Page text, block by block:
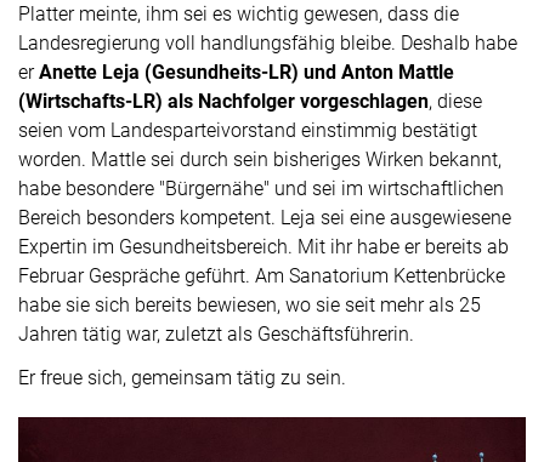
Platter meinte, ihm sei es wichtig gewesen, dass die
Landesregierung voll handlungsfähig bleibe. Deshalb habe
erAnette Leja (Gesundheits-LR) und Anton Mattle
(Wirtschafts-LR) als Nachfolger vorgeschlagen, diese
seien vom Landesparteivorstand einstimmig bestätigt
worden. Mattle sei durch sein bisheriges Wirken bekannt,
habe besondere "Bürgernähe" und sei im wirtschaftlichen
Bereich besonders kompetent. Leja sei eine ausgewiesene
Expertin im Gesundheitsbereich. Mit ihr habe er bereits ab
Februar Gespräche geführt. Am Sanatorium Kettenbrücke
habe sie sich bereits bewiesen, wo sie seit mehr als 25
Jahren tätig war, zuletzt als Geschäftsführerin.
Er freue sich, gemeinsam tätig zu sein.